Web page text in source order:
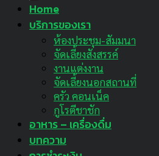
Home
บริการของเรา
ห้องประชุม-สัมมนา
จัดเลี้ยงสังสรรค์
งานแต่งงาน
จัดเลี้ยงนอกสถานที่
ครัว คอนเน็ค
กูโรตีชาชัก
อาหาร – เครื่องดื่ม
บทความ